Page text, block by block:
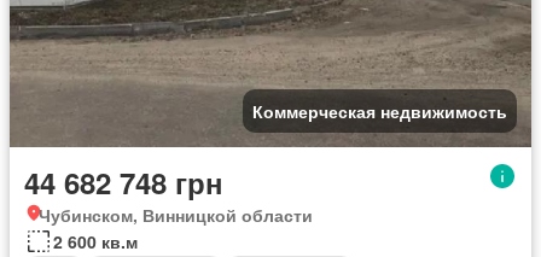
Коммерческая недвижимость
44 682 748 грн
Чубинском, Винницкой области
2 600 кв.м